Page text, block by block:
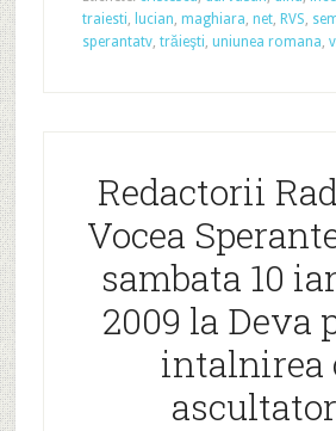
traiesti, lucian, maghiara, net, RVS,
sperantatv, trăieşti, uniunea romana,
Redactorii
Vocea
sambata 10
2009 la Deva
intalnirea